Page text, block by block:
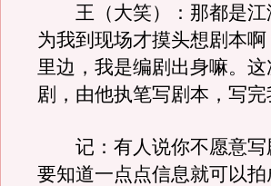
王（大笑）：那都是江
为我到现场才摸头想剧本
里边，我是编剧出身嘛。
剧，由他执笔写剧本，写完
记：有人说你不愿意写
要知道一点点信息就可以拍